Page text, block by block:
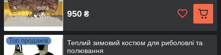
950 ₴
Топ продажів
Теплий зимовий костюм для риболовлі та
полювання